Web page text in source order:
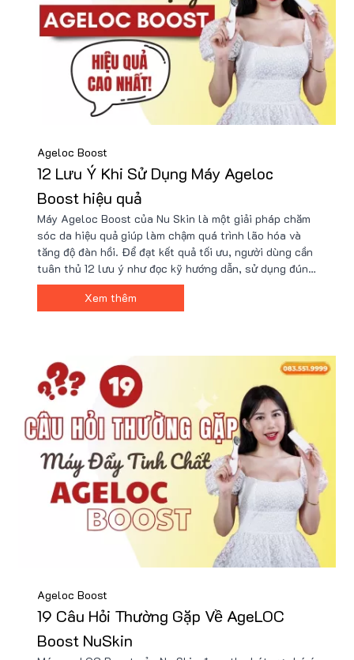
Ageloc Boost
12 Lưu Ý Khi Sử Dụng Máy Ageloc
Boost hiệu quả
Máy Ageloc Boost của Nu Skin là một giải pháp chăm
sóc da hiệu quả giúp làm chậm quá trình lão hóa và
tăng độ đàn hồi. Để đạt kết quả tối ưu, người dùng cần
tuân thủ 12 lưu ý như đọc kỹ hướng dẫn, sử dụng đúng
tần suất, làm sạch da trước khi dùng và bảo quản máy
đúng cách. Kiên trì sử dụng sẽ giúp cải thiện làn da rõ
Xem thêm
Ageloc Boost
19 Câu Hỏi Thường Gặp Về AgeLOC
Boost NuSkin